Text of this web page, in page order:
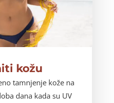
kožu
tamnjenje kože na
dana kada su UV